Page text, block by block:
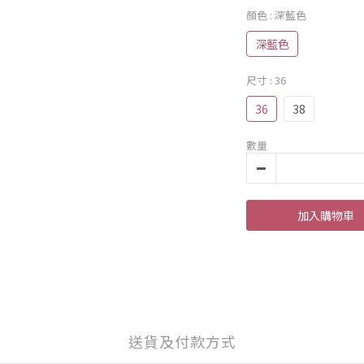
顏色 : 深藍色
深藍色
尺寸 : 36
36 38
數量
加入購物車
送貨及付款方式